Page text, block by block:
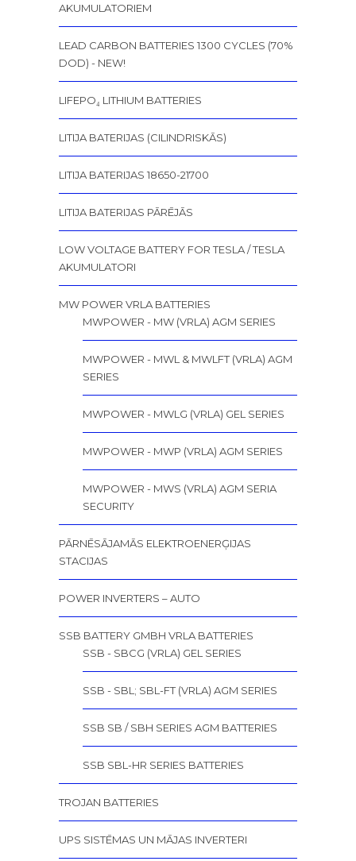
AKUMULATORIEM
LEAD CARBON BATTERIES 1300 CYCLES (70%
DOD) - NEW!
LIFEPO₄ LITHIUM BATTERIES
LITIJA BATERIJAS (CILINDRISKĀS)
LITIJA BATERIJAS 18650-21700
LITIJA BATERIJAS PĀRĒJĀS
LOW VOLTAGE BATTERY FOR TESLA / TESLA
AKUMULATORI
MW POWER VRLA BATTERIES
MWPOWER - MW (VRLA) AGM SERIES
MWPOWER - MWL & MWLFT (VRLA) AGM
SERIES
MWPOWER - MWLG (VRLA) GEL SERIES
MWPOWER - MWP (VRLA) AGM SERIES
MWPOWER - MWS (VRLA) AGM SERIA
SECURITY
PĀRNĒSĀJAMĀS ELEKTROENERĢIJAS
STACIJAS
POWER INVERTERS – AUTO
SSB BATTERY GMBH VRLA BATTERIES
SSB - SBCG (VRLA) GEL SERIES
SSB - SBL; SBL-FT (VRLA) AGM SERIES
SSB SB / SBH SERIES AGM BATTERIES
SSB SBL-HR SERIES BATTERIES
TROJAN BATTERIES
UPS SISTĒMAS UN MĀJAS INVERTERI